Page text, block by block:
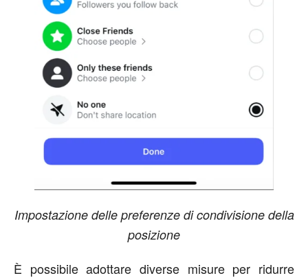
Impostazione delle preferenze di condivisione della
posizione
È possibile adottare diverse misure per ridurre